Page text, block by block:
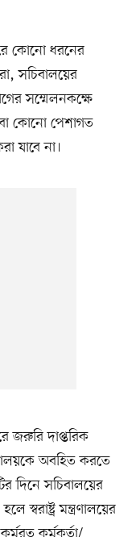
কোনো ধরনের
সচিবালয়ের
সম্মেলনকক্ষে
কোনো পেশাগত
যাবে না।
জরুরি দাপ্তরিক
অবহিত করতে
দিনে সচিবালয়ের
স্বরাষ্ট্র মন্ত্রণালয়ের